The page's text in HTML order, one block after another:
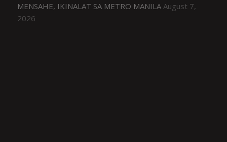
MENSAHE, IKINALAT SA METRO MANILA August 7,
2026